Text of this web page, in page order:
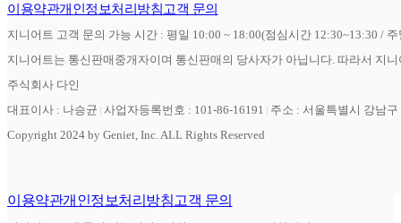
이용약관개인정보처리방침고객 문의
지니어트 고객 문의 가능 시간 : 평일 10:00 ~ 18:00(점심시간 12:30~13:30 /
지니어트는 통신판매중개자이며 통신판매의 당사자가 아닙니다. 따라서 지
주식회사 다인
대표이사 : 나승균 사업자등록번호 : 101-86-16191
주소 : 서울특별시 강남
Copyright 2024 by Geniet, Inc. ALL Rights Reserved
이용약관개인정보처리방침고객 문의